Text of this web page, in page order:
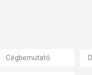
Cégbemutató